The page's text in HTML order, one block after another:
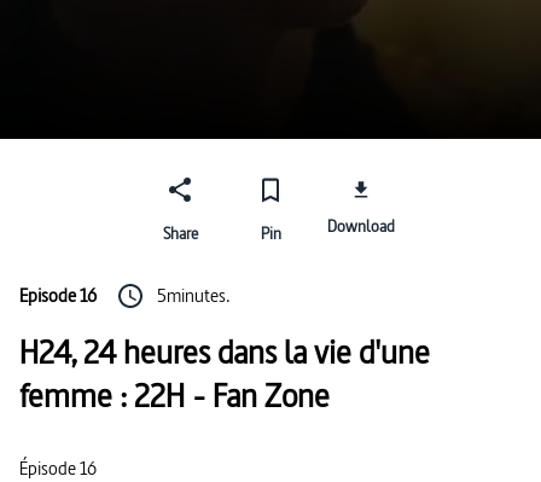
Share Pin Download
Episode 16 5minutes.
H24, 24 heures dans la vie d'une
femme : 22H - Fan Zone
Épisode 16